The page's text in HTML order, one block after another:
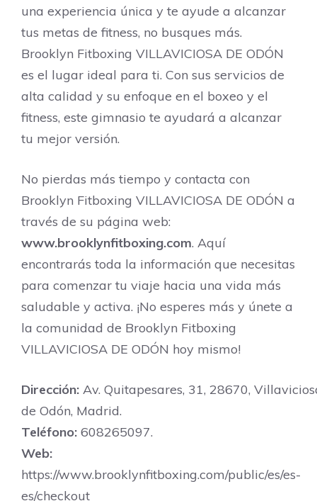
una experiencia única y te ayude a alcanzar
tus metas de fitness, no busques más.
Brooklyn Fitboxing VILLAVICIOSA DE ODÓN
es el lugar ideal para ti. Con sus servicios de
alta calidad y su enfoque en el boxeo y el
fitness, este gimnasio te ayudará a alcanzar
tu mejor versión.
No pierdas más tiempo y contacta con
Brooklyn Fitboxing VILLAVICIOSA DE ODÓN a
través de su página web:
www.brooklynfitboxing.com. Aquí
encontrarás toda la información que necesitas
para comenzar tu viaje hacia una vida más
saludable y activa. ¡No esperes más y únete a
la comunidad de Brooklyn Fitboxing
VILLAVICIOSA DE ODÓN hoy mismo!
Dirección: Av. Quitapesares, 31, 28670,
de Odón, Madrid.
Teléfono: 608265097.
Web:
https://www.brooklynfitboxing.com/public/es/es-
es/checkout